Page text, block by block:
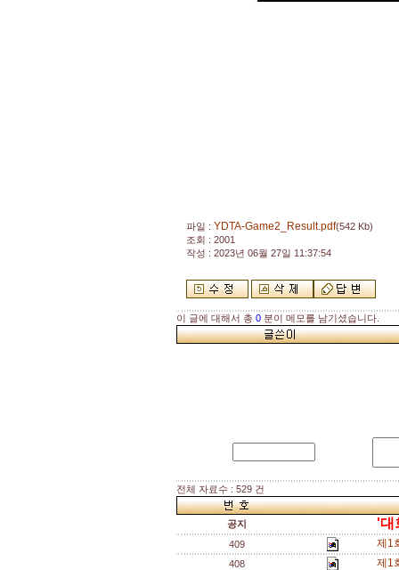
파일 : YDTA-Game2_Result.pdf(542 Kb)
조회 : 2001
작성 : 2023년 06월 27일 11:37:54
이 글에 대해서 총 0 분이 메모를 남기셨습니다.
전체 자료수 : 529 건
공지 '대
409 제1
408 제1